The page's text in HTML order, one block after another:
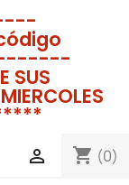
SUS
shopping_cart (0)
